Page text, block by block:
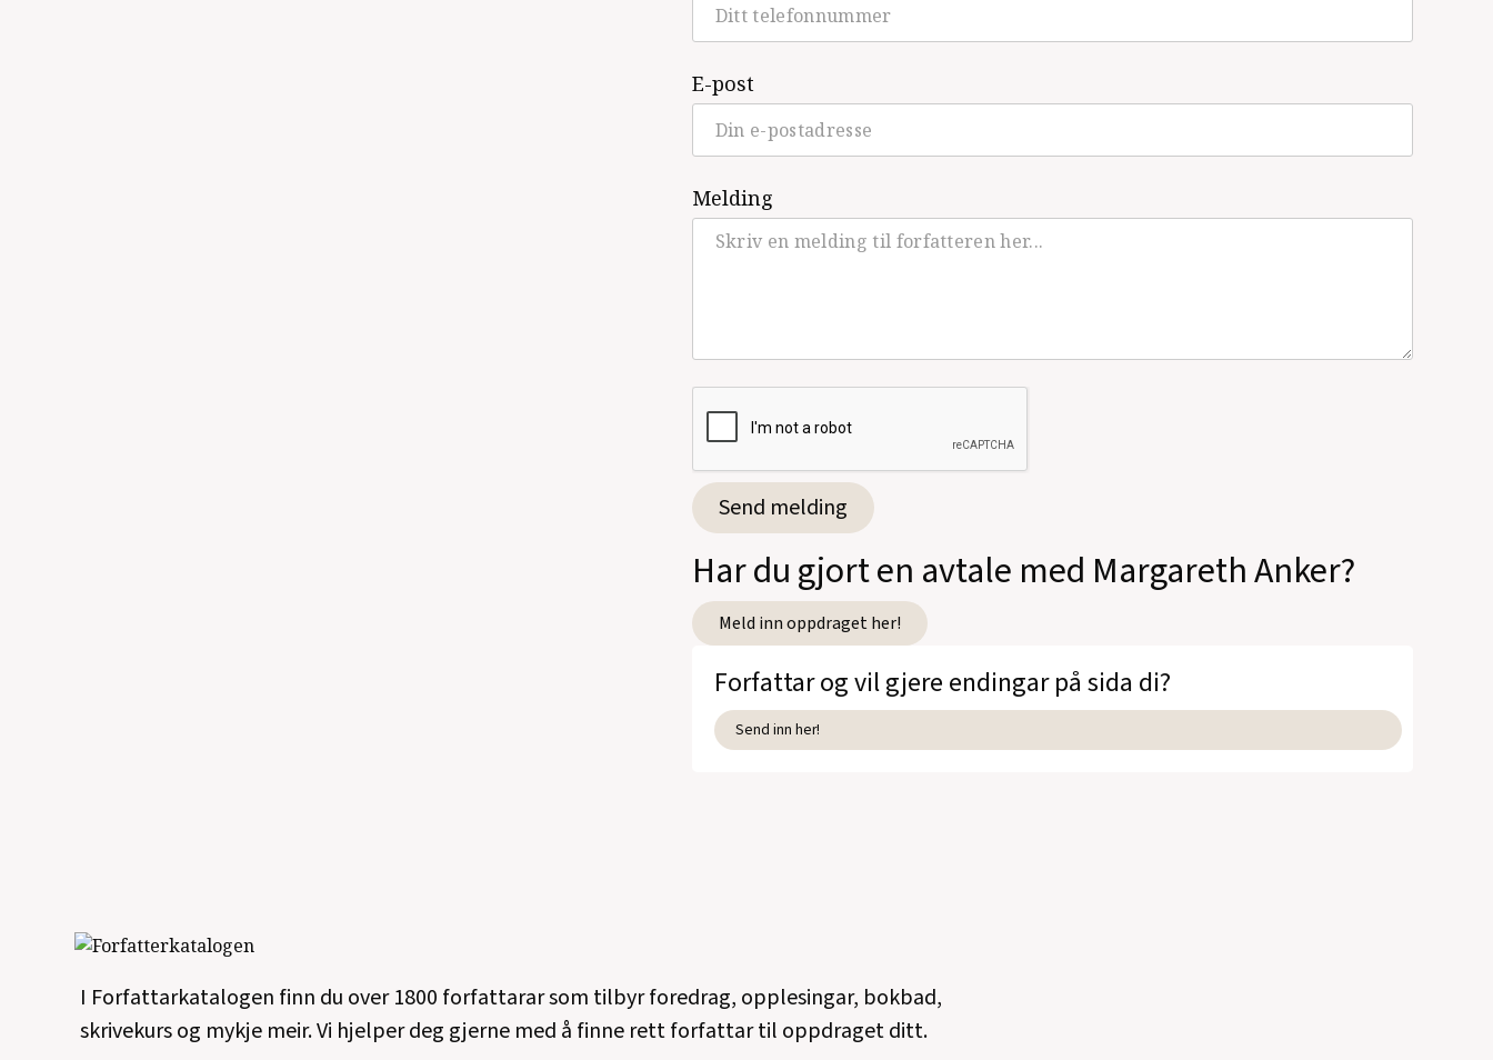
E-post
Melding
Har du gjort en avtale med Margareth Anker?
Meld inn oppdraget her!
Forfattar og vil gjere endingar på sida di?
Send inn her!
I Forfattarkatalogen finn du over 1800 forfattarar som tilbyr foredrag, opplesingar, bokbad,
skrivekurs og mykje meir. Vi hjelper deg gjerne med å finne rett forfattar til oppdraget ditt.